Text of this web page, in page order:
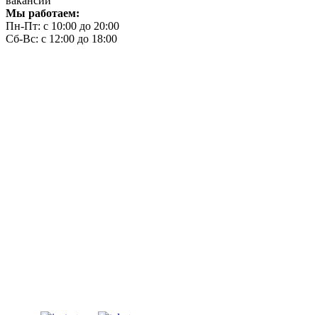
Мы работаем:
Пн-Пт: с 10:00 до 20:00
Сб-Вс: с 12:00 до 18:00